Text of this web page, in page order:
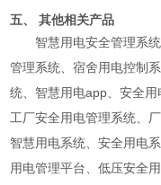
五、 其他相关产品
智慧用电安全管理系
管理系统、宿舍用电控制
统、智慧用电app、安全
工厂安全用电管理系统、
智慧用电系统、安全用电
用电管理平台、低压安全